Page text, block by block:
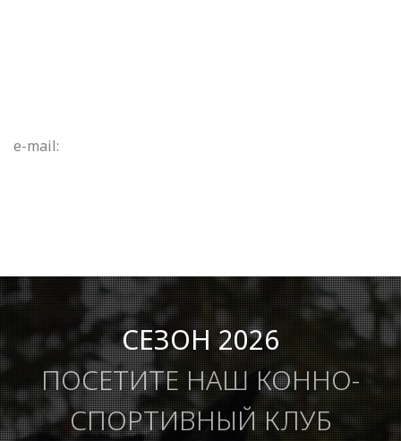
e-mail:
СЕЗОН 2026
ПОСЕТИТЕ НАШ КОННО-
СПОРТИВНЫЙ КЛУБ